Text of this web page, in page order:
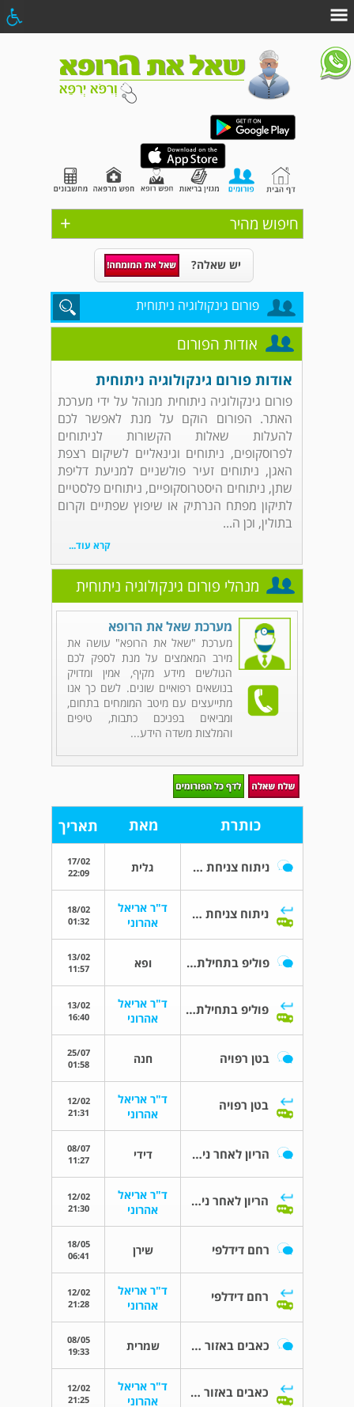
+ חיפוש מהיר
יש שאלה?
פורום גינקולוגיה ניתוחית
אודות הפורום
אודות פורום גינקולוגיה ניתוחית
פורום גינקולוגיה ניתוחית מנוהל על ידי מערכת
האתר. הפורום הוקם על מנת לאפשר לכם
להעלות שאלות הקשורות לניתוחים
לפרוסקופים, ניתוחים וגינאליים לשיקום רצפת
האגן, ניתוחים זעיר פולשניים למניעת דליפת
שתן, ניתוחים היסטרוסקופיים, ניתוחים פלסטיים
לתיקון מפתח הנרתיק או שיפוץ שפתיים וקרום
בתולין, וכן ה...
קרא עוד...
מנהלי פורום גינקולוגיה ניתוחית
מערכת שאל את הרופא
מערכת "שאל את הרופא" עושה את
מירב המאמצים על מנת לספק לכם
הגולשים מידע מקיף, אמין ומדויק
בנושאים רפואיים שונים. לשם כך אנו
מתייעצים עם מיטב המומחים בתחום,
ומביאים בפניכם כתבות, טיפים
והמלצות משדה הידע...
כותרת מאת תאריך
ניתוח צניחת שלפוחית שתן עם רשת גלית
17/02
22:09
ניתוח צניחת שלפוחית שתן עם רשת
ד"ר אריאל
אהרוני
18/02
01:32
פוליפ בתחילת הריון ופא
13/02
11:57
פוליפ בתחילת הריון
ד"ר אריאל
אהרוני
13/02
16:40
בטן רפויה חנה
25/07
01:58
בטן רפויה
ד"ר אריאל
אהרוני
12/02
21:31
הריון לאחר ניתוח לפרוסקופיה דידי
08/07
11:27
הריון לאחר ניתוח לפרוסקופיה
ד"ר אריאל
אהרוני
12/02
21:30
רחם דידלפי שירן
18/05
06:41
רחם דידלפי
ד"ר אריאל
אהרוני
12/02
21:28
כאבים באזור הדגדגן במגע יד בלבד שמרית
08/05
19:33
כאבים באזור הדגדגן במגע יד בלבד
ד"ר אריאל
אהרוני
12/02
21:25